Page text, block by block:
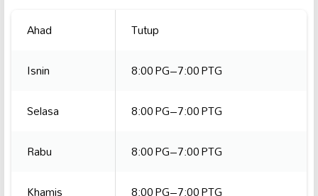
Ahad
Tutup
Isnin
8:00 PG–7:00 PTG
Selasa
8:00 PG–7:00 PTG
Rabu
8:00 PG–7:00 PTG